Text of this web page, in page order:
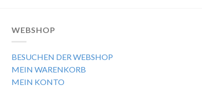
WEBSHOP
BESUCHEN DER WEBSHOP
MEIN WARENKORB
MEIN KONTO